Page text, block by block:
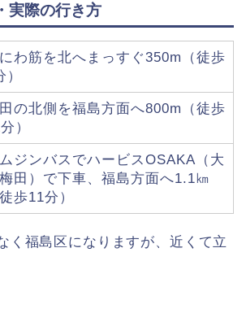
実際の行き方
わ筋を北へまっすぐ350m（徒歩
）
の北側を福島方面へ800m（徒歩
）
ジンバスでハービスOSAKA（大
田）で下車、福島方面へ1.1㎞
徒歩11分）
く福島区になりますが、近くて立